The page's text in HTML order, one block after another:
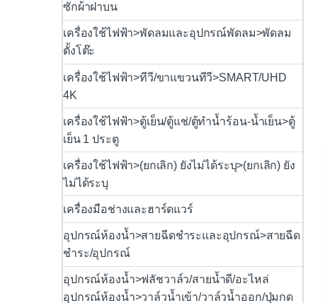
ซักผ้าฝาบน
เครื่องใช้ไฟฟ้า>พัดลมและอุปกรณ์พัดลม>พัดลม
ตั้งโต๊ะ
เครื่องใช้ไฟฟ้า>ทีวี/ขาแขวนทีวี>SMART/UHD
4K
เครื่องใช้ไฟฟ้า>ตู้เย็น/ตู้แช่/ตู้ทำน้ำร้อน-น้ำเย็น>ตู้
เย็น 1 ประตู
เครื่องใช้ไฟฟ้า>(ยกเลิก) ยังไม่ได้ระบุ>(ยกเลิก) ยัง
ไม่ได้ระบุ
เครื่องมือช่างและฮาร์ดแวร์
อุปกรณ์ห้องน้ำ>สายฉีดชำระและอุปกรณ์>สายฉีด
ชำระ/อุปกรณ์
อุปกรณ์ห้องน้ำ>ฟลัชวาล์ว/สายน้ำดี/อะไหล่
อุปกรณ์ห้องน้ำ>วาล์วน้ำเข้า/วาล์วน้ำออก/ปุ่มกด